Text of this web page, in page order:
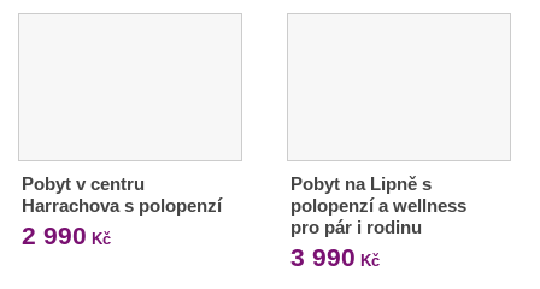
Pobyt v centru
Harrachova s polopenzí
2 990 Kč
Pobyt na Lipně s
polopenzí a wellness
pro pár i rodinu
3 990 Kč